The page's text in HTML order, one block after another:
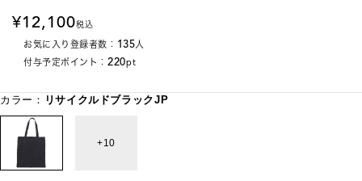
12,100税込
お気に入り登録者数： 135人
付与予定ポイント： 220pt
カラー： リサイクルドブラックJP
10